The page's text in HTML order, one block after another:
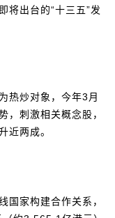
将出台的“十三五”发
炒对象，今年3月
，刺激相关概念股，
近两成。
家构建合作关系，